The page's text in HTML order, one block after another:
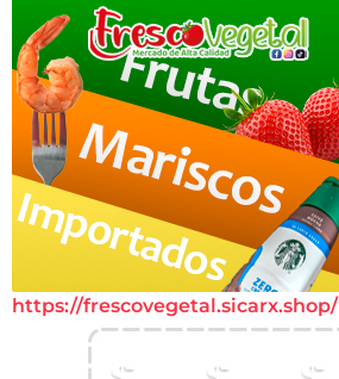
https://frescovegetal.sicarx.shop/